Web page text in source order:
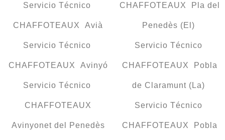
Servicio Técnico
CHAFFOTEAUX Avià
Servicio Técnico
CHAFFOTEAUX Avinyó
Servicio Técnico
CHAFFOTEAUX
Avinyonet del Penedès
CHAFFOTEAUX Pla del
Penedès (El)
Servicio Técnico
CHAFFOTEAUX Pobla
de Claramunt (La)
Servicio Técnico
CHAFFOTEAUX Pobla